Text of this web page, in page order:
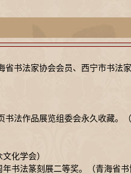
书法家协会会员、西宁市书
法作品展览组委会永久收藏。（
化学会）
书法篆刻展二等奖。（青海省书